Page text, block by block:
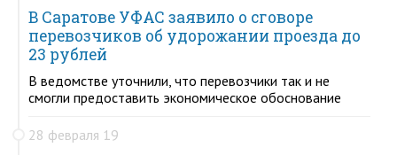
В Саратове УФАС заявило о сговоре
перевозчиков об удорожании проезда до
23 рублей
В ведомстве уточнили, что перевозчики так и не
смогли предоставить экономическое обоснование
28 февраля 19